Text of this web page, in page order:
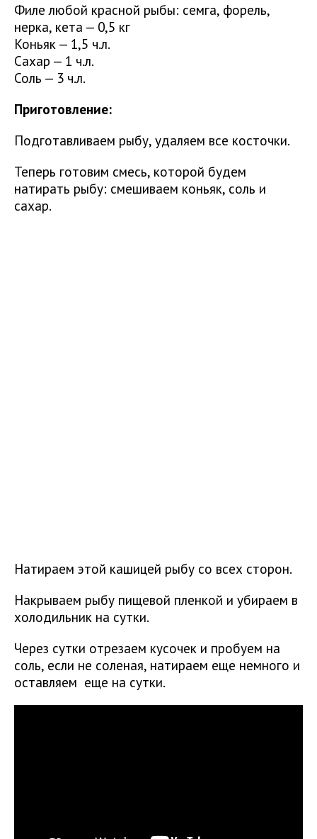
Филе любой красной рыбы: семга, форель,
нерка, кета — 0,5 кг
Коньяк — 1,5 ч.л.
Сахар — 1 ч.л.
Соль — 3 ч.л.
Приготовление:
Подготавливаем рыбу, удаляем все косточки.
Теперь готовим смесь, которой будем
натирать рыбу: смешиваем коньяк, соль и
сахар.
Натираем этой кашицей рыбу со всех сторон.
Накрываем рыбу пищевой пленкой и убираем в
холодильник на сутки.
Через сутки отрезаем кусочек и пробуем на
соль, если не соленая, натираем еще немного и
оставляем еще на сутки.